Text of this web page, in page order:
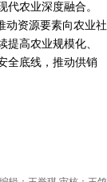
农业深度融合。
动资源要素向农业社
高农业规模化、
全底线，推动供销